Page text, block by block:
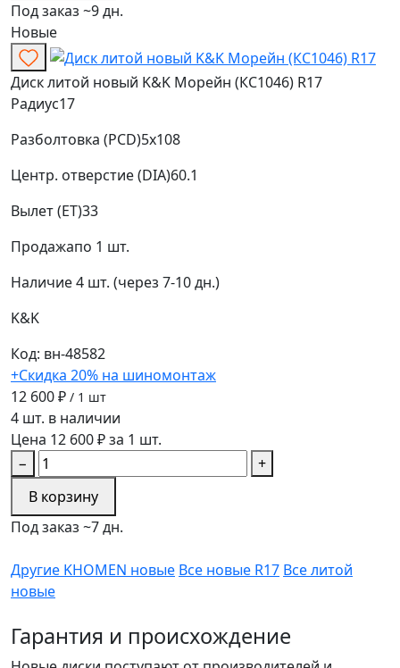
Под заказ ~9 дн.
Новые
Диск литой новый K&K Морейн (КС1046) R17
Радиус17
Разболтовка (PCD)5x108
Центр. отверстие (DIA)60.1
Вылет (ET)33
Продажапо 1 шт.
Наличие4 шт. (через 7-10 дн.)
K&K
Код: вн-48582
+Скидка 20% на шиномонтаж
12 600 ₽ / 1 шт
4 шт. в наличии
Цена 12 600 ₽ за 1 шт.
−
+
В корзину
Под заказ ~7 дн.
Другие KHOMEN новые Все новые R17 Все литой
новые
Гарантия и происхождение